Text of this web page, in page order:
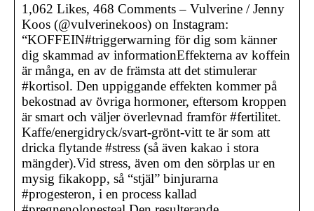
1,062 Likes, 468 Comments – Vulverine / Jenny
Koos (@vulverinekoos) on Instagram:
“KOFFEIN#triggerwarning för dig som känner
dig skammad av informationEffekterna av koffein
är många, en av de främsta att det stimulerar
#kortisol. Den uppiggande effekten kommer på
bekostnad av övriga hormoner, eftersom kroppen
är smart och väljer överlevnad framför #fertilitet.
Kaffe/energidryck/svart-grönt-vitt te är som att
dricka flytande #stress (så även kakao i stora
mängder).Vid stress, även om den sörplas ur en
mysig fikakopp, så “stjäl” binjurarna
#progesteron, i en process kallad